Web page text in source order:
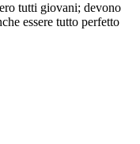
tutti giovani; devono
essere tutto perfetto